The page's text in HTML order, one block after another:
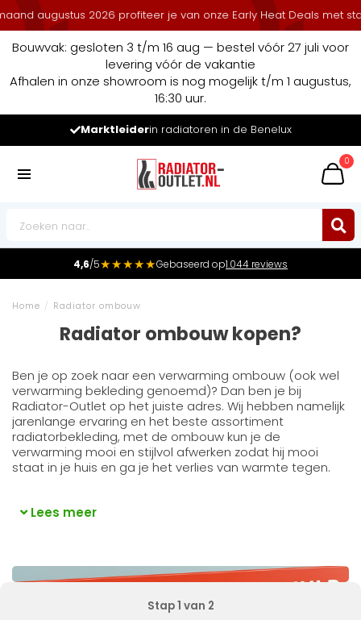
2026 profiteer je van onze Early Heat Deals met
Bouwvak: gesloten 3 t/m 16 aug — bestel vóór 27 juli voor
levering vóór de vakantie
Afhalen in onze showroom is nog mogelijk t/m 1 augustus,
16:30 uur.
Marktleiderin radiatoren in de Benelux
0
4,6/5★★★★★Gebaseerd op1.044 reviews
Home / Radiator ombouw
Radiator ombouw kopen?
Ben je op zoek naar een verwarming ombouw (ook wel
verwarming bekleding genoemd)? Dan ben je bij
Radiator-Outlet op het juiste adres. Wij hebben namelijk
jarenlange ervaring en het beste assortiment
radiatorbekleding, met de ombouw kun je de
verwarming mooi en stijlvol afwerken zodat hij mooi
staat in je huis en ga je het verlies van warmte tegen.
Lees meer
Stap 1 van 2